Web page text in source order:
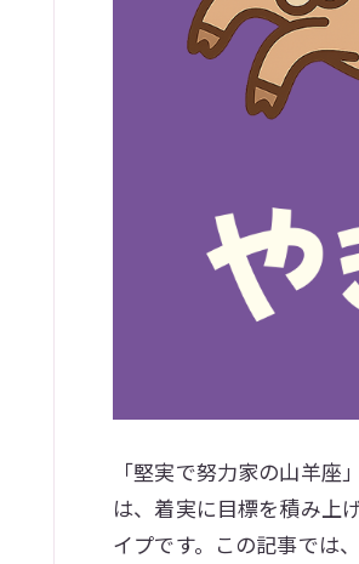
「堅実で努力家の山羊
は、着実に目標を積み上
イプです。この記事では